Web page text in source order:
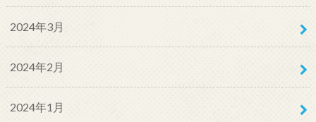
2024年3月
2024年2月
2024年1月